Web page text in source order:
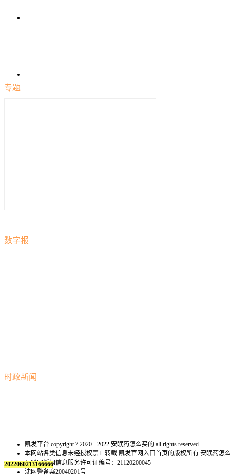
专题
数字报
时政新闻
凯发平台 copyright ? 2020 - 2022 安眠药怎么买的 all rights reserved.
本网站各类信息未经授权禁止转载 凯发官网入口首页的版权所有 安眠药
互联网新闻信息服务许可证编号：21120200045
沈网警备案20040201号
2022060213166666